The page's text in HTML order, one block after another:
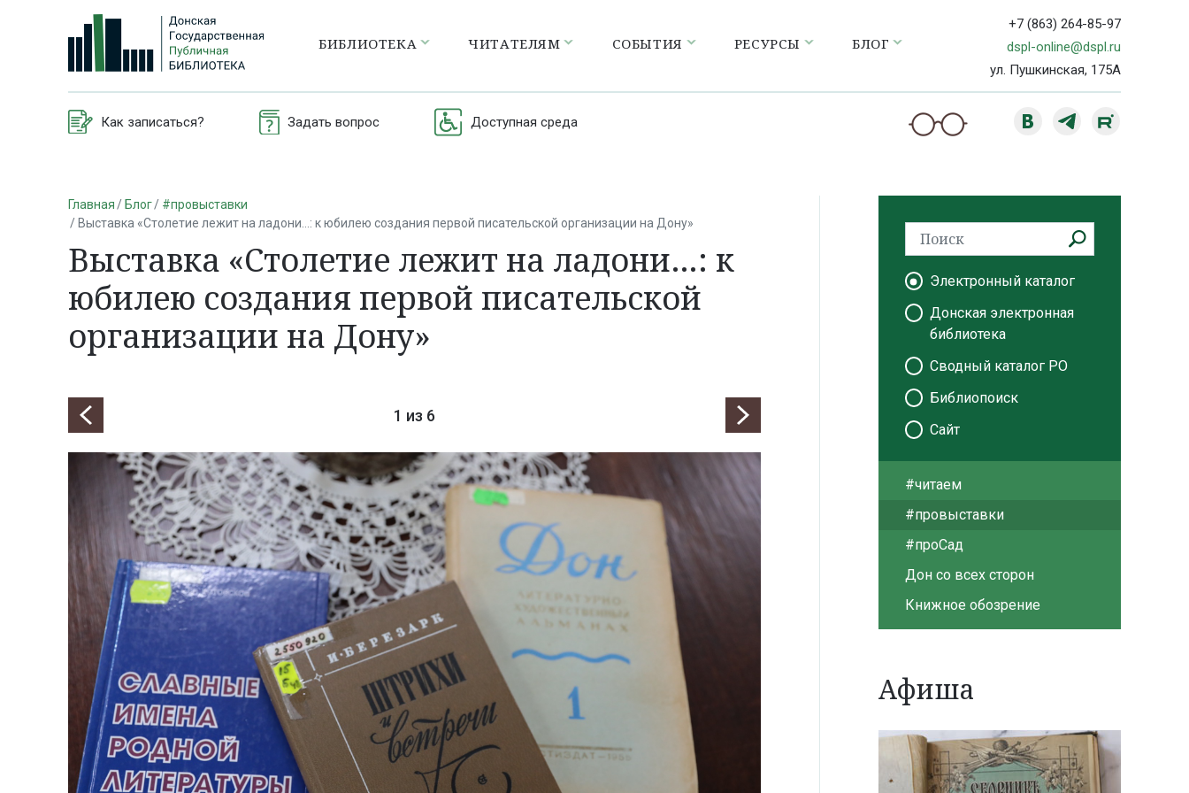
БИБЛИОТЕКА ЧИТАТЕЛЯМ СОБЫТИЯ РЕСУРСЫ БЛОГ
+7 (863) 264-85-97
dspl-online@dspl.ru
ул. Пушкинская, 175А
Как записаться? Задать вопрос Доступная среда
Главная Блог
#провыставки
Выставка «Столетие лежит на ладони…: к юбилею создания первой писательской организации на Дону»
Выставка «Столетие лежит на ладони…: к
юбилею создания первой писательской
организации на Дону»
1 из 6
Электронный каталог
Донская электронная
библиотека
Сводный каталог РО
Библиопоиск
Сайт
#читаем
#провыставки
#проСад
Дон со всех сторон
Книжное обозрение
Афиша